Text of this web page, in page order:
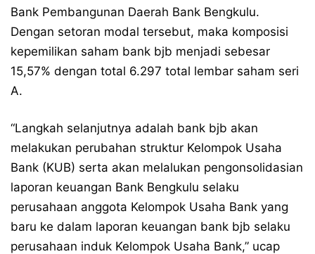
Bank Pembangunan Daerah Bank Bengkulu.
Dengan setoran modal tersebut, maka komposisi
kepemilikan saham bank bjb menjadi sebesar
15,57% dengan total 6.297 total lembar saham seri
A.
“Langkah selanjutnya adalah bank bjb akan
melakukan perubahan struktur Kelompok Usaha
Bank (KUB) serta akan melalukan pengonsolidasian
laporan keuangan Bank Bengkulu selaku
perusahaan anggota Kelompok Usaha Bank yang
baru ke dalam laporan keuangan bank bjb selaku
perusahaan induk Kelompok Usaha Bank,” ucap